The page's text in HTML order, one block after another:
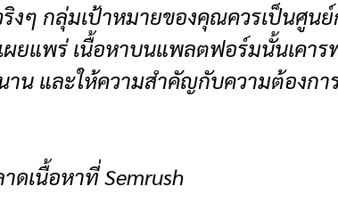
ๆ กลุ่มเป้าหมายของคุณควรเป็นศูนย์
ยแพร่ เนื้อหาบนแพลตฟอร์มนั้นเคา
น และให้ความสำคัญกับความต้องกา
ดเนื้อหาที่ Semrush